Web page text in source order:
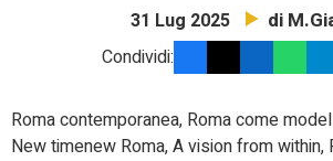
31 Lug 2025 di
Condividi:
Roma contemporanea, Roma come
New timenew Roma, A vision from within,